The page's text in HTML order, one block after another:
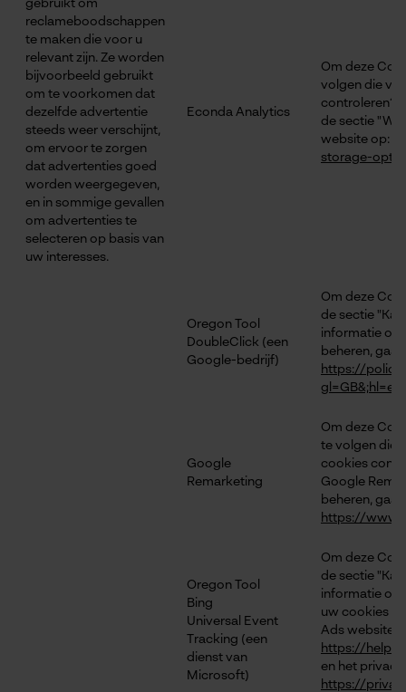
gebruikt om
reclameboodschappen
te maken die voor u
relevant zijn. Ze worden
bijvoorbeeld gebruikt
om te voorkomen dat
dezelfde advertentie
steeds weer verschijnt,
om ervoor te zorgen
dat advertenties goed
worden weergegeven,
en in sommige gevallen
om advertenties te
selecteren op basis van
uw interesses.
Econda Analytics
Om deze
volgen die
de sectie
website op:
storage-opt-
Oregon Tool
DoubleClick (een
Google-bedrijf)
Om deze
de sectie
informatie
beheren,
https://
gl=GB&;hl=en
Google
Remarketing
Om deze
te volgen die
cookies
Google
beheren,
https://
Oregon Tool
Bing
Universal Event
Tracking (een
dienst van
Microsoft)
Om deze
de sectie
informatie
uw cookies
Ads website
https://
en het
https://